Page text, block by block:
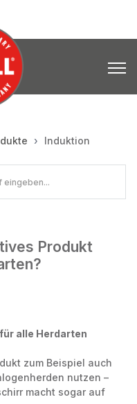
Induktion
Produkt
für alle Herdarten
zum Beispiel auch
nutzen –
macht sogar auf